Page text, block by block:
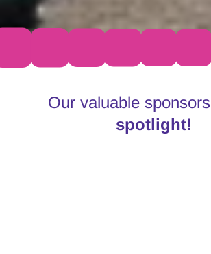
Our valuable sponsors
spotlight!